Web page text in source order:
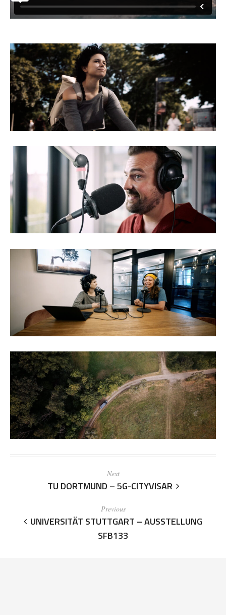
Next
TU DORTMUND – 5G-CITYVISAR
Previous
UNIVERSITÄT STUTTGART – AUSSTELLUNG
SFB133